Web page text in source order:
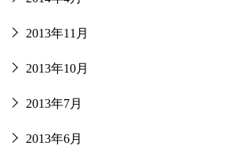
2013年11月
2013年10月
2013年7月
2013年6月